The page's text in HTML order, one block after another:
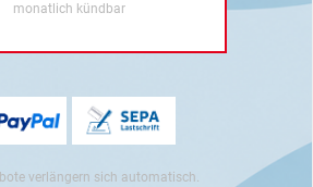
monatlich kündbar
verlängern sich automatisch.